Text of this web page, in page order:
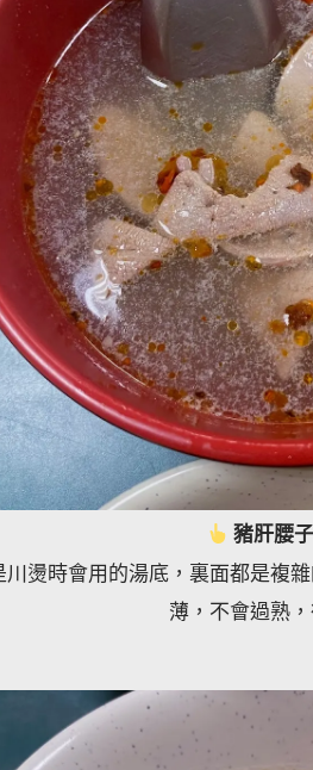
豬肝腰
燙時會用的湯底，裏面都是複
薄，不會過熟，